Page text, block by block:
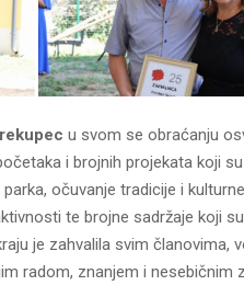
u svom se obraćanju
i brojnih projekata koji
očuvanje tradicije i
te brojne sadržaje koji
je zahvalila svim članovima,
radom, znanjem i nesebičnim